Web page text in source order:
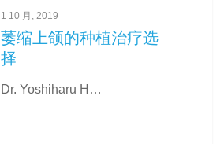
1 10 月, 2019
萎缩上颌的种植治疗选
择
Dr. Yoshiharu H…